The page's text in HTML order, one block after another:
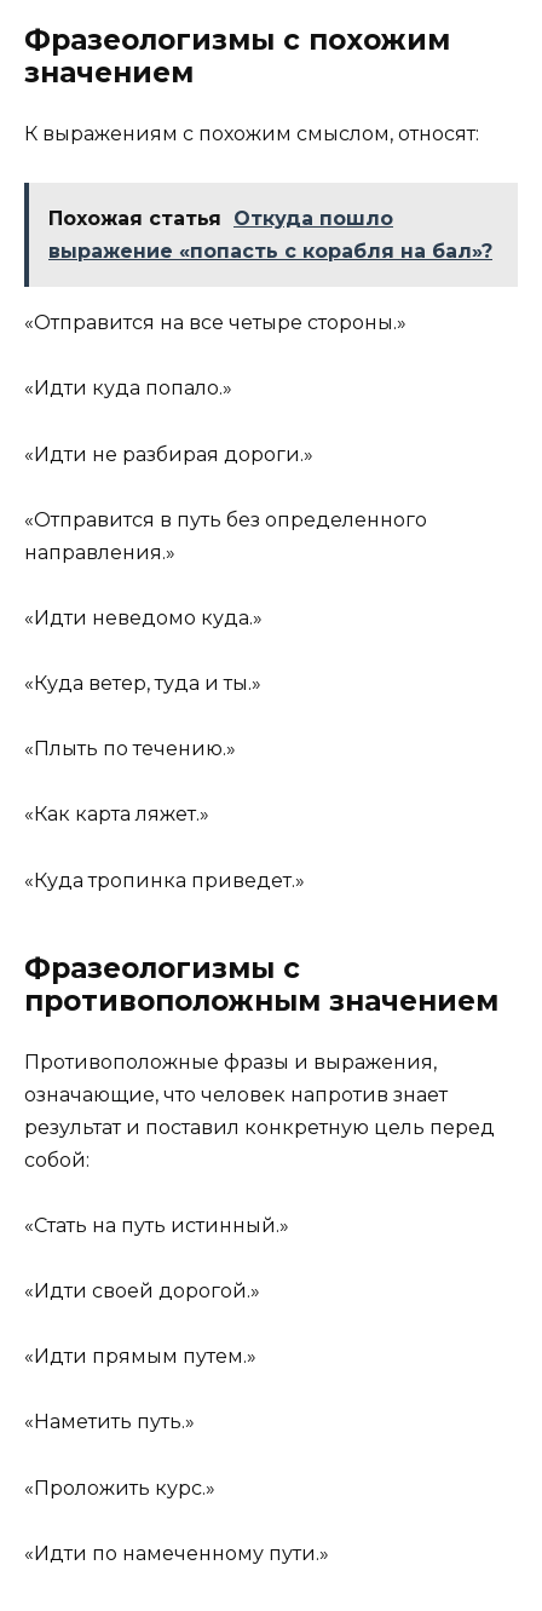
Фразеологизмы с похожим
значением
К выражениям с похожим смыслом, относят:
Похожая статья
Откуда пошло
выражение «попасть с корабля на бал»?
«Отправится на все четыре стороны.»
«Идти куда попало.»
«Идти не разбирая дороги.»
«Отправится в путь без определенного
направления.»
«Идти неведомо куда.»
«Куда ветер, туда и ты.»
«Плыть по течению.»
«Как карта ляжет.»
«Куда тропинка приведет.»
Фразеологизмы с
противоположным значением
Противоположные фразы и выражения,
означающие, что человек напротив знает
результат и поставил конкретную цель перед
собой:
«Стать на путь истинный.»
«Идти своей дорогой.»
«Идти прямым путем.»
«Наметить путь.»
«Проложить курс.»
«Идти по намеченному пути.»